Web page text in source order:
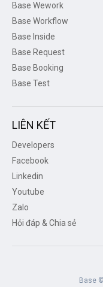
Base Wework
Base Workflow
Base Inside
Base Request
Base Booking
Base Test
LIÊN KẾT
Developers
Facebook
Linkedin
Youtube
Zalo
Hỏi đáp & Chia sẻ
Base